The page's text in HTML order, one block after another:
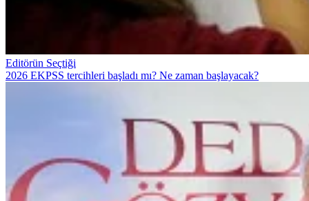
Editörün Seçtiği
2026 EKPSS tercihleri başladı mı? Ne zaman başlayacak?